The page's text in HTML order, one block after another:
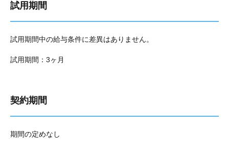
試用期間
試用期間中の給与条件に差異はありません。
試用期間：3ヶ月
契約期間
期間の定めなし